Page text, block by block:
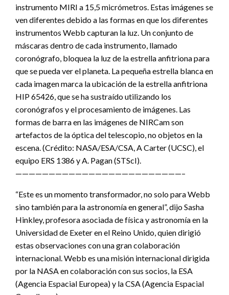
instrumento MIRI a 15,5 micrómetros. Estas imágenes se
ven diferentes debido a las formas en que los diferentes
instrumentos Webb capturan la luz. Un conjunto de
máscaras dentro de cada instrumento, llamado
coronógrafo, bloquea la luz de la estrella anfitriona para
que se pueda ver el planeta. La pequeña estrella blanca en
cada imagen marca la ubicación de la estrella anfitriona
HIP 65426, que se ha sustraído utilizando los
coronógrafos y el procesamiento de imágenes. Las
formas de barra en las imágenes de NIRCam son
artefactos de la óptica del telescopio, no objetos en la
escena. (Crédito: NASA/ESA/CSA, A Carter (UCSC), el
equipo ERS 1386 y A. Pagan (STScI).
—————————————————————————–
“Este es un momento transformador, no solo para Webb
sino también para la astronomía en general”, dijo Sasha
Hinkley, profesora asociada de física y astronomía en la
Universidad de Exeter en el Reino Unido, quien dirigió
estas observaciones con una gran colaboración
internacional. Webb es una misión internacional dirigida
por la NASA en colaboración con sus socios, la ESA
(Agencia Espacial Europea) y la CSA (Agencia Espacial